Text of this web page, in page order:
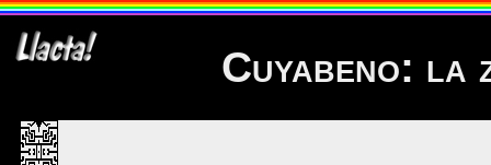
Cuyabeno: